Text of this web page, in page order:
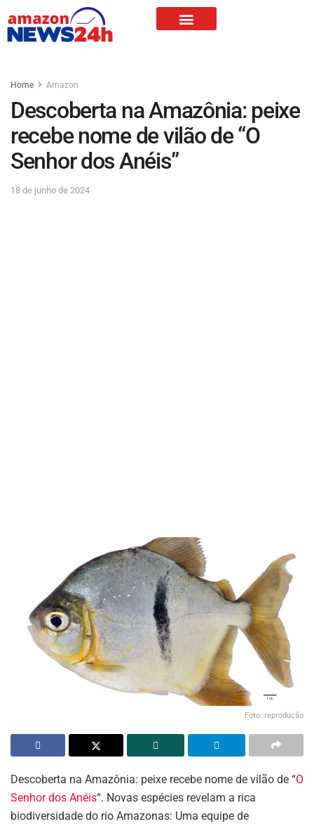
Home Amazon
Descoberta na Amazônia: peixe
recebe nome de vilão de “O
Senhor dos Anéis”
18 de junho de 2024
Foto: reprodução
Descoberta na Amazônia: peixe recebe nome de vilão de “O
Senhor dos Anéis“. Novas espécies revelam a rica
biodiversidade do rio Amazonas: Uma equipe de